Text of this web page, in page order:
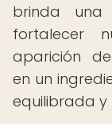
brinda una
fortalecer
aparición
en un
equilibrada y